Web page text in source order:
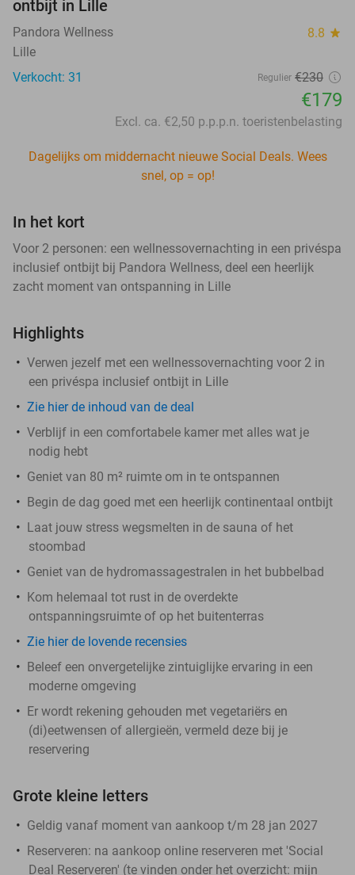
ontbijt in Lille
Pandora Wellness 8.8 star
Lille
Verkocht: 31
Regulier €230
€179
Excl. ca. €2,50 p.p.p.n. toeristenbelasting
Dagelijks om middernacht nieuwe Social Deals. Wees
snel, op = op!
In het kort
Voor 2 personen: een wellnessovernachting in een privéspa
inclusief ontbijt bij Pandora Wellness, deel een heerlijk
zacht moment van ontspanning in Lille
Highlights
Verwen jezelf met een wellnessovernachting voor 2 in
een privéspa inclusief ontbijt in Lille
Zie hier de inhoud van de deal
Verblijf in een comfortabele kamer met alles wat je
nodig hebt
Geniet van 80 m² ruimte om in te ontspannen
Begin de dag goed met een heerlijk continentaal ontbijt
Laat jouw stress wegsmelten in de sauna of het
stoombad
Geniet van de hydromassagestralen in het bubbelbad
Kom helemaal tot rust in de overdekte
ontspanningsruimte of op het buitenterras
Zie hier de lovende recensies
Beleef een onvergetelijke zintuiglijke ervaring in een
moderne omgeving
Er wordt rekening gehouden met vegetariërs en
(di)eetwensen of allergieën, vermeld deze bij je
reservering
Grote kleine letters
Geldig vanaf moment van aankoop t/m 28 jan 2027
Reserveren: na aankoop online reserveren met 'Social
Deal Reserveren' (te vinden onder het overzicht: mijn